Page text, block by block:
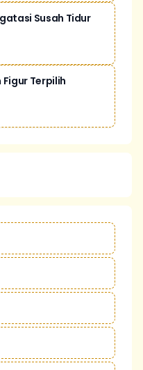
Susah Tidur
Terpilih